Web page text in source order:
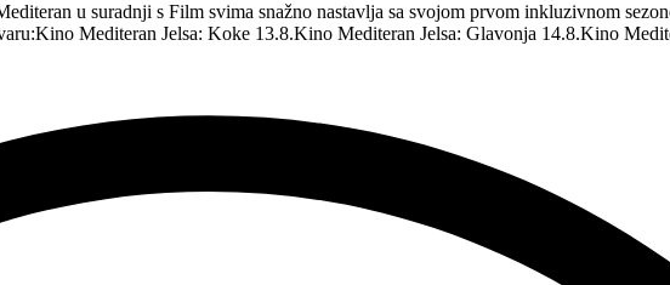
u suradnji s Film svima snažno nastavlja sa svojom prvom inkluzivnom
Mediteran Jelsa: Koke 13.8.Kino Mediteran Jelsa: Glavonja 14.8.Kino